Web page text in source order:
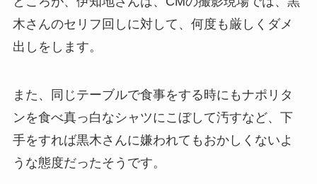
木さんのセリフ回しに対して、何度も厳しくダメ
出しをします。
また、同じテーブルで食事をする時にもナポリタ
ンを食べ真っ白なシャツにこぼして汚すなど、下
手をすれば黒木さんに嫌われてもおかしくないよ
うな態度だったそうです。